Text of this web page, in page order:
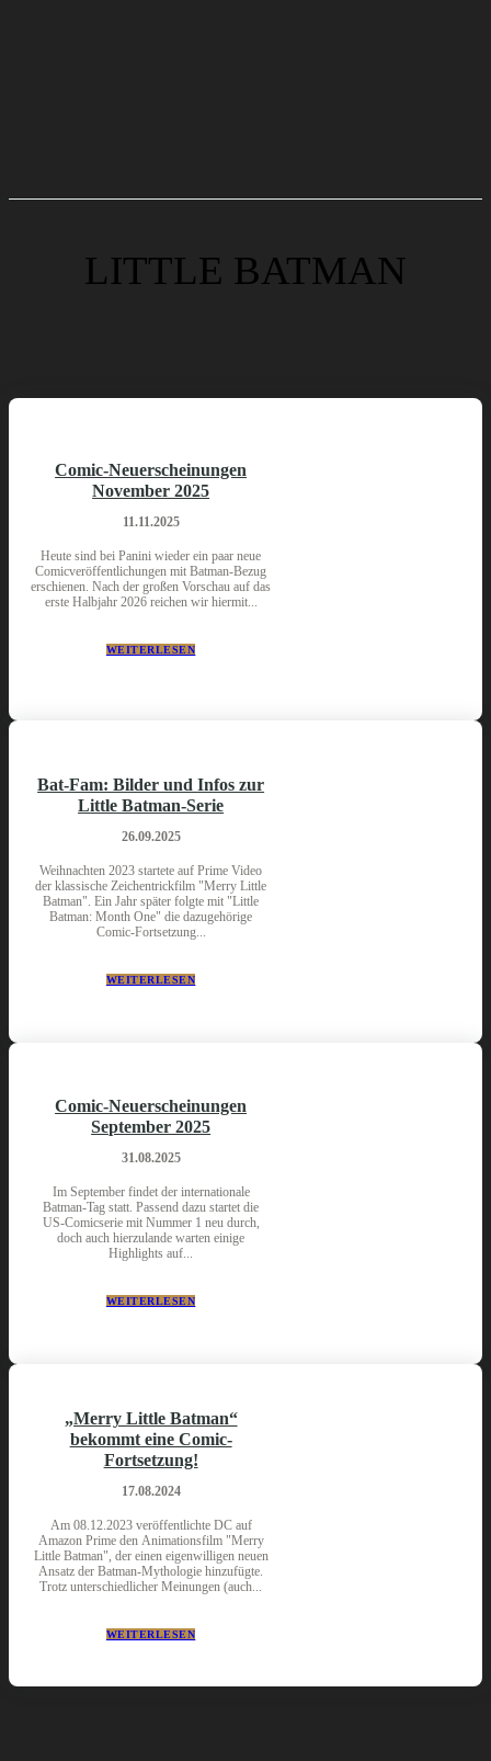
LITTLE BATMAN
Comic-Neuerscheinungen
November 2025
11.11.2025
Heute sind bei Panini wieder ein paar neue
Comicveröffentlichungen mit Batman-Bezug
erschienen. Nach der großen Vorschau auf das
erste Halbjahr 2026 reichen wir hiermit...
WEITERLESEN
Bat-Fam: Bilder und Infos zur
Little Batman-Serie
26.09.2025
Weihnachten 2023 startete auf Prime Video
der klassische Zeichentrickfilm "Merry Little
Batman". Ein Jahr später folgte mit "Little
Batman: Month One" die dazugehörige
Comic-Fortsetzung...
WEITERLESEN
Comic-Neuerscheinungen
September 2025
31.08.2025
Im September findet der internationale
Batman-Tag statt. Passend dazu startet die
US-Comicserie mit Nummer 1 neu durch,
doch auch hierzulande warten einige
Highlights auf...
WEITERLESEN
„Merry Little Batman“
bekommt eine Comic-
Fortsetzung!
17.08.2024
Am 08.12.2023 veröffentlichte DC auf
Amazon Prime den Animationsfilm "Merry
Little Batman", der einen eigenwilligen neuen
Ansatz der Batman-Mythologie hinzufügte.
Trotz unterschiedlicher Meinungen (auch...
WEITERLESEN